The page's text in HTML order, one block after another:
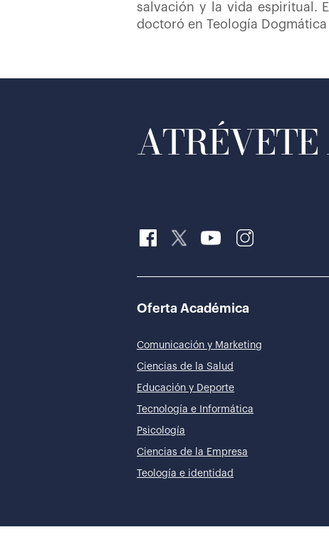
salvación y la vida espiritual.
doctoró en Teología
Oferta Académica
Comunicación y Marketing
Ciencias de la Salud
Educación y Deporte
Tecnología e Informática
Psicología
Ciencias de la Empresa
Teología e identidad